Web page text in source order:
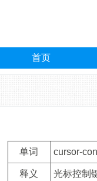
首页
单词 cursor-
释义 光标控制